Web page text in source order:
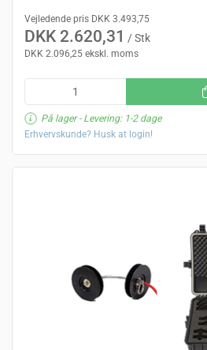
Vejledende pris DKK 3.493,75
DKK 2.620,31 / Stk
DKK 2.096,25 ekskl. moms
På lager- Levering: 1-2 dage
Erhvervskunde? Husk at login!